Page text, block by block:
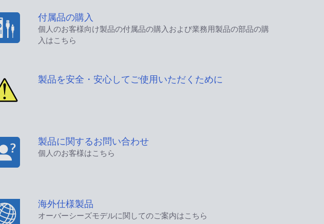
付属品の購入
個人のお客様向け製品の付属品の購入および業務用製品の部品の購
入はこちら
製品を安全・安心してご使用いただくために
製品に関するお問い合わせ
個人のお客様はこちら
海外仕様製品
オーバーシーズモデルに関してのご案内はこちら